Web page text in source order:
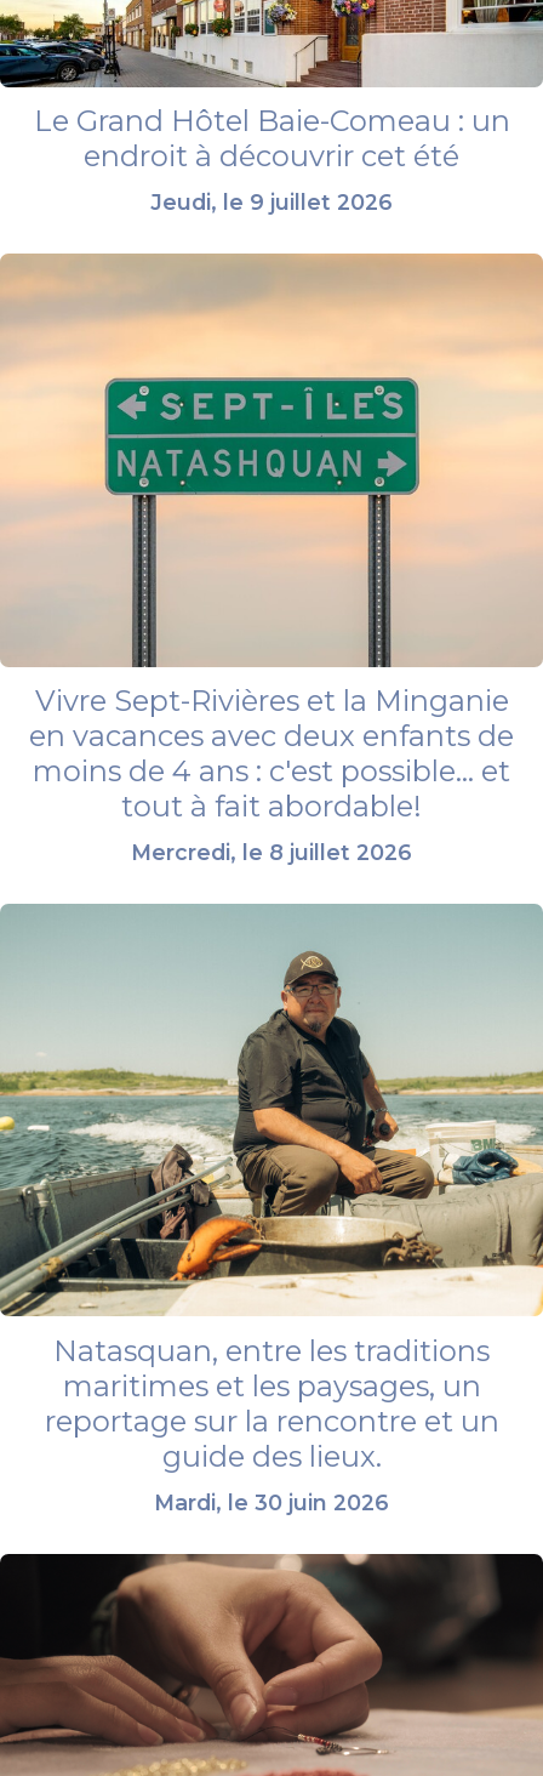
Le Grand Hôtel Baie-Comeau : un
endroit à découvrir cet été
Jeudi, le 9 juillet 2026
Vivre Sept-Rivières et la Minganie
en vacances avec deux enfants de
moins de 4 ans : c'est possible... et
tout à fait abordable!
Mercredi, le 8 juillet 2026
Natasquan, entre les traditions
maritimes et les paysages, un
reportage sur la rencontre et un
guide des lieux.
Mardi, le 30 juin 2026